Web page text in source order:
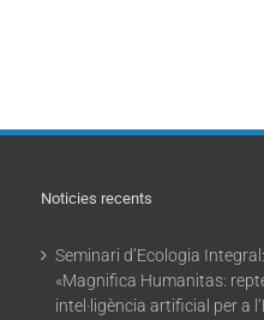
Noticies recents
Seminari d’Ecologia Integral:
«Magnifica Humanitas:
intel·ligència artificial per a